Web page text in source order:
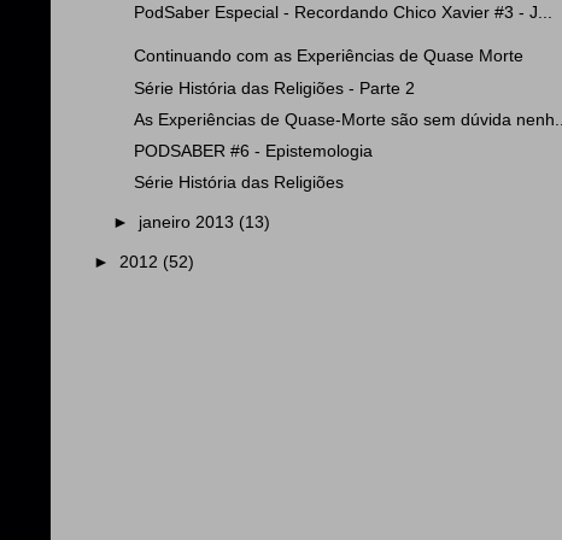
PodSaber Especial - Recordando Chico Xavier #3 - J...
Continuando com as Experiências de Quase Morte
Série História das Religiões - Parte 2
As Experiências de Quase-Morte são sem dúvida nenh...
PODSABER #6 - Epistemologia
Série História das Religiões
► janeiro 2013 (13)
► 2012 (52)